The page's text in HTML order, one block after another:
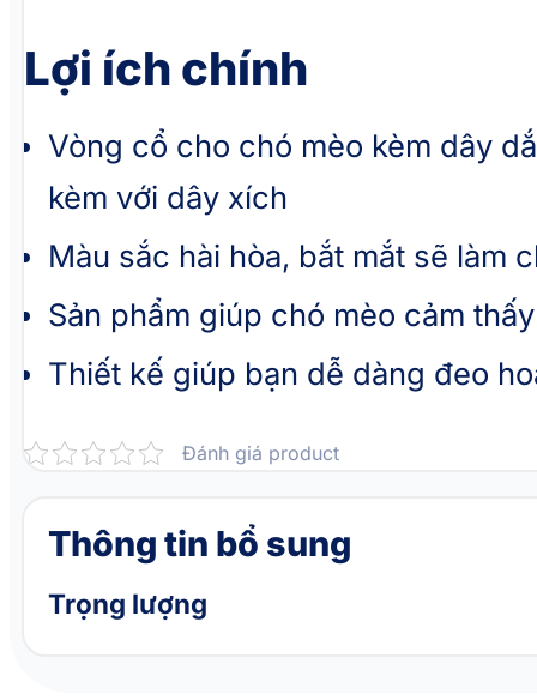
Lợi ích chính
Vòng cổ cho chó mèo kèm dây
kèm với dây xích
Màu sắc hài hòa, bắt mắt sẽ làm
Sản phẩm giúp chó mèo cảm
Thiết kế giúp bạn dễ dàng đeo
Đánh giá product
Thông tin bổ sung
Trọng lượng